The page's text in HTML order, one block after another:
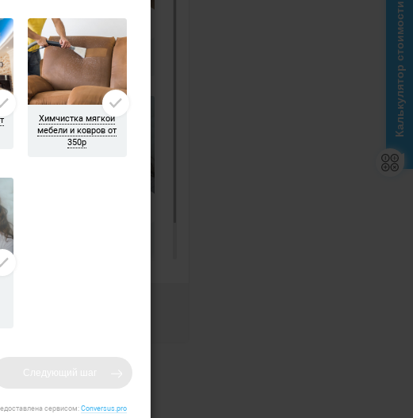
Калькулятор стоимости